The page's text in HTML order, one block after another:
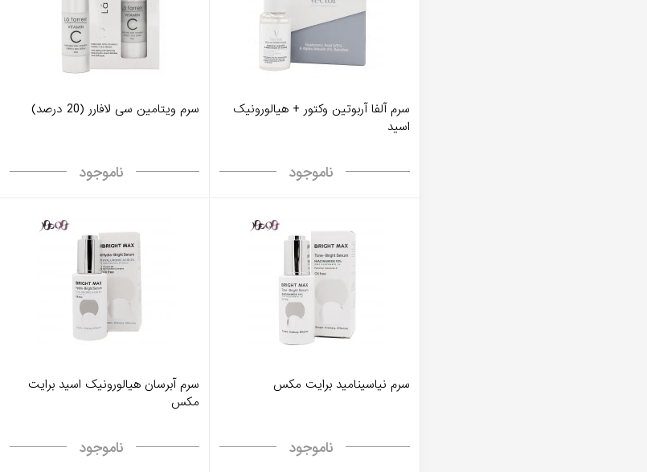
سرم آلفا آربوتین وکتور + هیالورونیک
اسید
ناموجود
سرم ویتامین سی لافارر (20 درصد)
ناموجود
سرم نیاسینامید برایت مکس
ناموجود
سرم آبرسان هیالورونیک اسید برایت
مکس
ناموجود